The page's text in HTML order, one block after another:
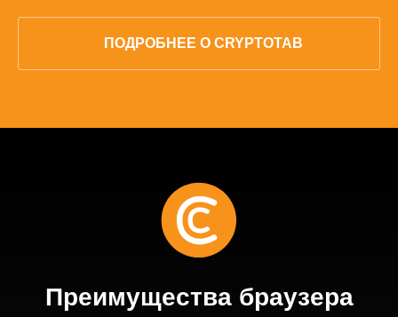
ПОДРОБНЕЕ О CRYPTOTAB
Преимущества браузера